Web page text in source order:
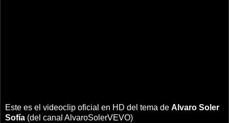
Este es el videoclip oficial en HD del tema de Alvaro Soler
Sofía (del canal AlvaroSolerVEVO)